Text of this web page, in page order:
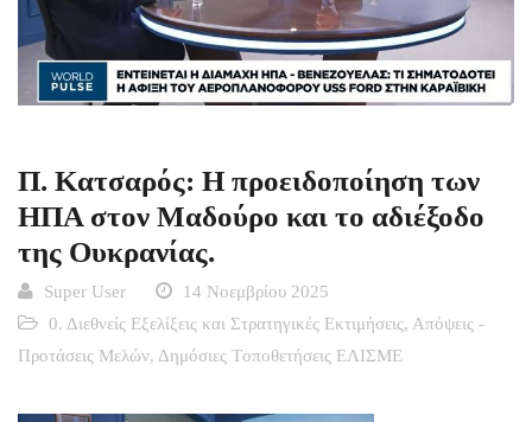
Π. Κατσαρός: Η προειδοποίηση των
ΗΠΑ στον Μαδούρο και το αδιέξοδο
της Ουκρανίας.
Super User
14 Νοεμβρίου 2025
0. Διεθνείς Εξελίξεις και Στρατηγικές Εκτιμήσεις, Απόψεις -
Προτάσεις Μελών, Δημόσιες Tοποθετήσεις ΕΛΙΣΜΕ